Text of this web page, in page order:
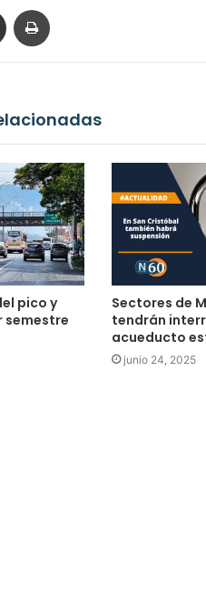
Compartir por correo electrónico
pico y
semestre
Sectores de
tendrán
acueducto
junio 24, 2025